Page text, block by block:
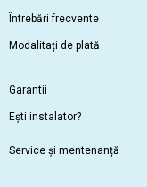
Întrebări frecvente
Modalitați de plată
Garantii
Ești instalator?
Service și mentenanță